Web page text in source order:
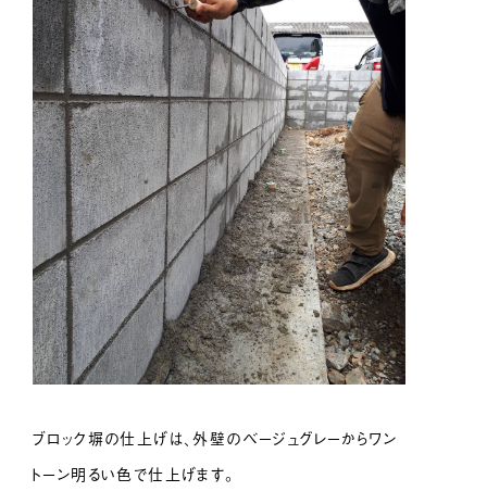
ブロック塀の仕上げは、外壁のベージュグレーからワン
トーン明るい色で仕上げます。